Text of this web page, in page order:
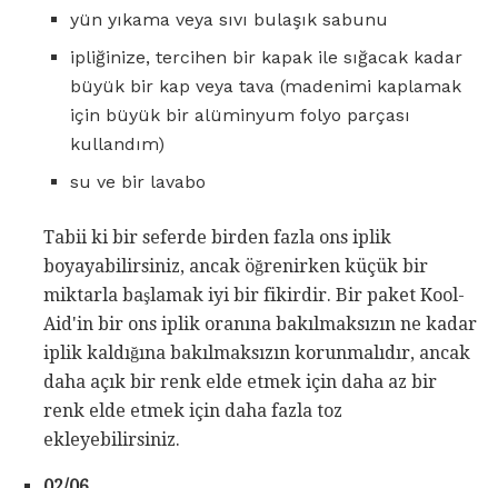
yün yıkama veya sıvı bulaşık sabunu
ipliğinize, tercihen bir kapak ile sığacak kadar
büyük bir kap veya tava (madenimi kaplamak
için büyük bir alüminyum folyo parçası
kullandım)
su ve bir lavabo
Tabii ki bir seferde birden fazla ons iplik
boyayabilirsiniz, ancak öğrenirken küçük bir
miktarla başlamak iyi bir fikirdir. Bir paket Kool-
Aid'in bir ons iplik oranına bakılmaksızın ne kadar
iplik kaldığına bakılmaksızın korunmalıdır, ancak
daha açık bir renk elde etmek için daha az bir
renk elde etmek için daha fazla toz
ekleyebilirsiniz.